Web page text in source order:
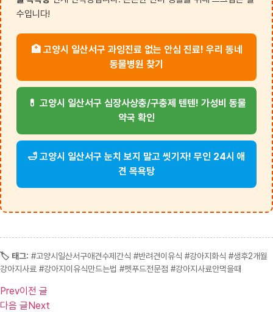
수입니다!
🏥 고양시 일산서구 과잉진료 없는 안심 진료! 우리 동네
동물병원 찾기
💊 고양시 일산서구 심장사상충/구충제 텐텐! 가성비 동물
약국 확인
🛁 고양시 일산서구 눈치 보지 말고 씻기자! 무인 24시 애
견 목욕탕
🏷️ 태그: #고양시일산서구애견수제간식 #반려견이유식 #강아지화식 #생후2개월
강아지사료 #강아지이유식만드는법 #펫푸드전문점 #강아지사료안먹을때
Prev이전 글
다음 글 Next